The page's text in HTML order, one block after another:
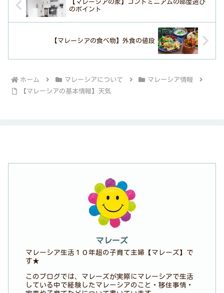
【マレーシアの家】コンドミニアムの部屋選び
のポイント
【マレーシアの食べ物】外食の値段
ホーム マレーシアについて
マレーシア情報
【マレーシアの基本情報】天気
マレーズ
マレーシア生活１０年超の子育て主婦【マレーズ】で
す★
このブログでは、マレーズが実際にマレーシアで生活
している中で経験したマレーシアのこと・移住事情・